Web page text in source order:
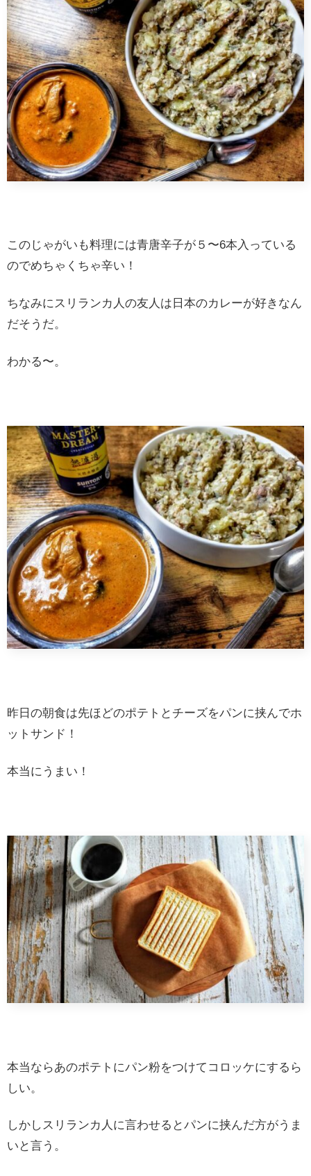
このじゃがいも料理には青唐辛子が５〜6本入っている
のでめちゃくちゃ辛い！
ちなみにスリランカ人の友人は日本のカレーが好きなん
だそうだ。
わかる〜。
昨日の朝食は先ほどのポテトとチーズをパンに挟んでホ
ットサンド！
本当にうまい！
本当ならあのポテトにパン粉をつけてコロッケにするら
しい。
しかしスリランカ人に言わせるとパンに挟んだ方がうま
いと言う。